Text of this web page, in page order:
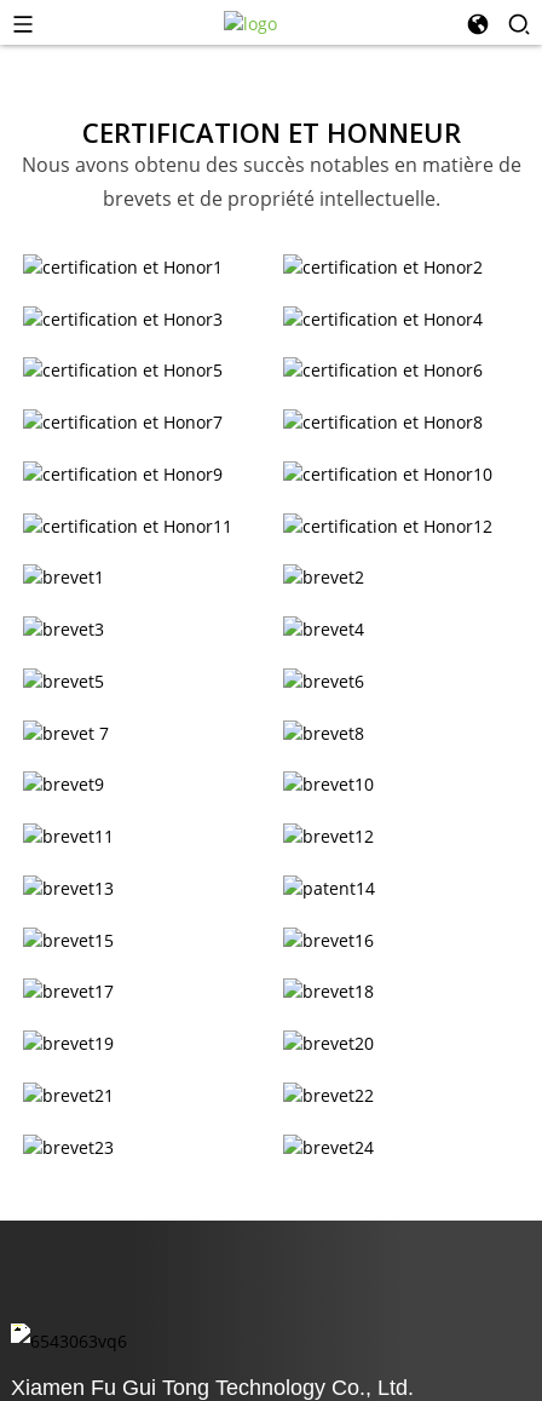
CERTIFICATION ET HONNEUR
Nous avons obtenu des succès notables en matière de
brevets et de propriété intellectuelle.
Xiamen Fu Gui Tong Technology Co., Ltd.